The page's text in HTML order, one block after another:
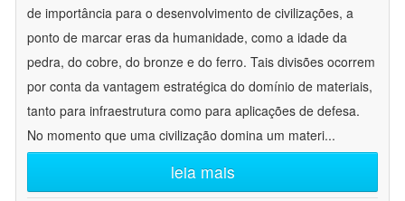
de importância para o desenvolvimento de civilizações, a
ponto de marcar eras da humanidade, como a idade da
pedra, do cobre, do bronze e do ferro. Tais divisões ocorrem
por conta da vantagem estratégica do domínio de materiais,
tanto para infraestrutura como para aplicações de defesa.
No momento que uma civilização domina um materi...
leia mais